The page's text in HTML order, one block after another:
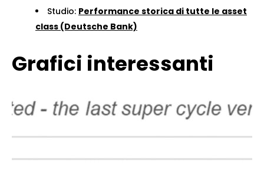
Studio: Performance storica di tutte le asset
class (Deutsche Bank)
Grafici interessanti